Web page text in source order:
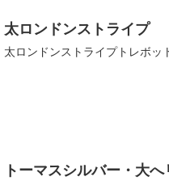
太ロンドンストライプ
太ロンドンストライプトレボッ
トーマスシルバー・大